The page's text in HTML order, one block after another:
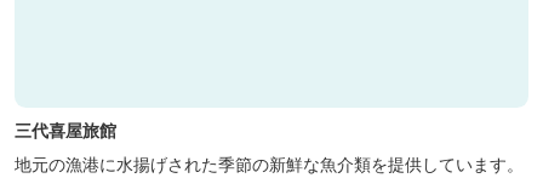
三代喜屋旅館
地元の漁港に水揚げされた季節の新鮮な魚介類を提供しています。